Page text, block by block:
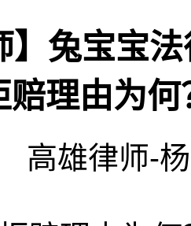
】兔宝宝
赔理由为
高雄律师-